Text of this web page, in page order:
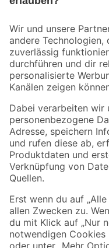
Der toom Newsletter: Keine
Zur Newsletter
Folge uns
Zahlungsarten
Sicher einkaufen
Jetzt die toom-App